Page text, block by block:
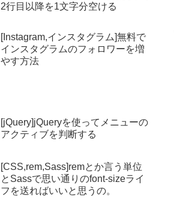
2行目以降を1文字分空ける
[Instagram,インスタグラム]無料で
インスタグラムのフォロワーを増
やす方法
[jQuery]jQueryを使ってメニューの
アクティブを判断する
[CSS,rem,Sass]remとか言う単位
とSassで思い通りのfont-sizeライ
フを送ればいいと思うの。